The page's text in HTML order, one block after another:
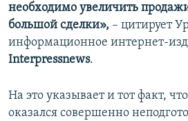
необходимо увеличить
большой сделки», – цитирует
информационное интернет-
Interpressnews.
На это указывает и тот факт,
оказался совершенно